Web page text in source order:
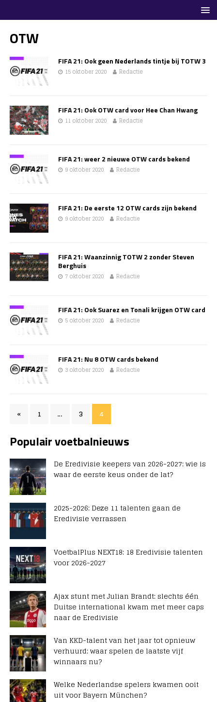
OTW
FIFA 21: Ook geen Nederlands tintje bij TOTW 3
15 oktober 2020 Redactie
FIFA 21: Ook OTW card voor Hee Chan Hwang
11 oktober 2020 Redactie
FIFA 21: weer 2 nieuwe OTW cards bekend
9 oktober 2020 Redactie
FIFA 21: De eerste 12 OTW cards zijn bekend
9 oktober 2020 Redactie
FIFA 21: Waanzinnig TOTW 2 zonder Steven
Berghuis
7 oktober 2020 Redactie
FIFA 21: Ook Suarez en Tonali krijgen OTW card
5 oktober 2020 Redactie
FIFA 21: Nu 8 OTW cards bekend
3 oktober 2020 Redactie
« 1 … 3 4
Populair voetbalnieuws
De Eredivisie keepers van 2026-2027: wie is
waar de eerste keus onder de lat?
2025-2026: Deze 11 talenten gaan de
Eredivisie verrassen
VoetbalPlus NEXT18: 18 Eredivisie talenten
voor 2026-2027
Ajax stunt met Julian Brandt: slechts één
Duitse international kwam met meer caps
naar de Eredivisie
Van KKD-talent van het jaar tot opnieuw
verhuurd: waar spelen de laatste vijf
winnaars nu?
Welke Nederlandse spelers kwamen ooit
uit voor Bayern München?